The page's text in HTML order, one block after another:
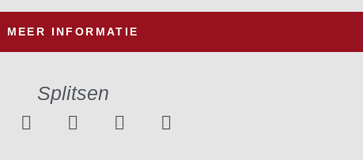
MEER INFORMATIE
Splitsen